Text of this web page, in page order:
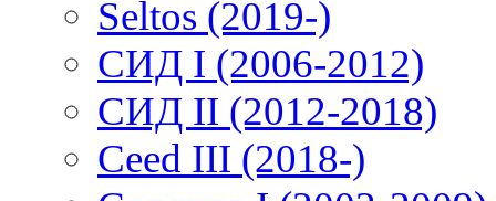
Seltos (2019-)
СИД I (2006-2012)
СИД II (2012-2018)
Ceed III (2018-)